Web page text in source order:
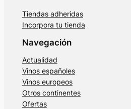
Tiendas adheridas
Incorpora tu tienda
Navegación
Actualidad
Vinos españoles
Vinos europeos
Otros continentes
Ofertas